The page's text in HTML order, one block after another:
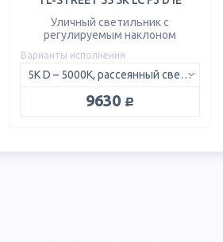
Уличный светильник с
регулируемым наклоном
Варианты исполнения
5K D – 5000K, рассеянный свет 120°
9630 руб.